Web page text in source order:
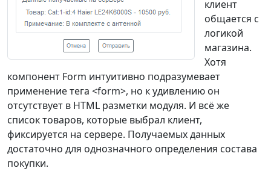
клиент
общается с
логикой
магазина.
Хотя
компонент Form интуитивно подразумевает
применение тега <form>, но к удивлению он
отсутствует в HTML разметки модуля. И всё же
список товаров, которые выбрал клиент,
фиксируется на сервере. Получаемых данных
достаточно для однозначного определения состава
покупки.